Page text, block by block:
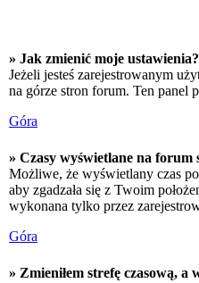
» Jak zmienić moje ustawienia?
Jeżeli jesteś zarejestrowanym
na górze stron forum. Ten panel
Góra
» Czasy wyświetlane na forum
Możliwe, że wyświetlany czas
aby zgadzała się z Twoim
wykonana tylko przez
Góra
» Zmieniłem strefę czasową, a